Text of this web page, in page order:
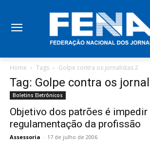
Home Tags Golpe contra os jornalistas 2
Tag: Golpe contra os
Boletins Eletrônicos
Objetivo dos patrões é impedir
regulamentação da profissão
Assessoria - 17 de julho de 2006